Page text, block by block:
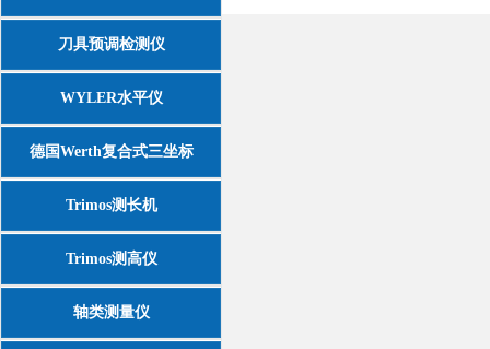
刀具预调检测仪
WYLER水平仪
德国Werth复合式三坐标
Trimos测长机
Trimos测高仪
轴类测量仪